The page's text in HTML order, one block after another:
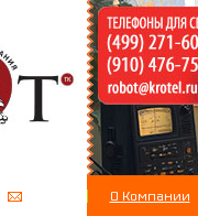
О Компании